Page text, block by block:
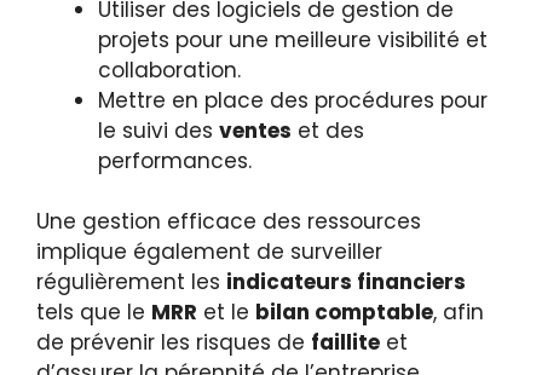
Utiliser des logiciels de gestion de
projets pour une meilleure visibilité et
collaboration.
Mettre en place des procédures pour
le suivi des ventes et des
performances.
Une gestion efficace des ressources
implique également de surveiller
régulièrement les indicateurs financiers
tels que le MRR et le bilan comptable, afin
de prévenir les risques de faillite et